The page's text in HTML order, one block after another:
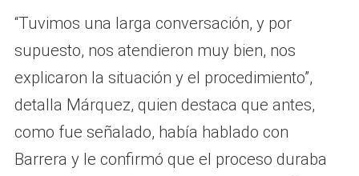
“Tuvimos una larga conversación, y por
supuesto, nos atendieron muy bien, nos
explicaron la situación y el procedimiento”,
detalla Márquez, quien destaca que antes,
como fue señalado, había hablado con
Barrera y le confirmó que el proceso duraba